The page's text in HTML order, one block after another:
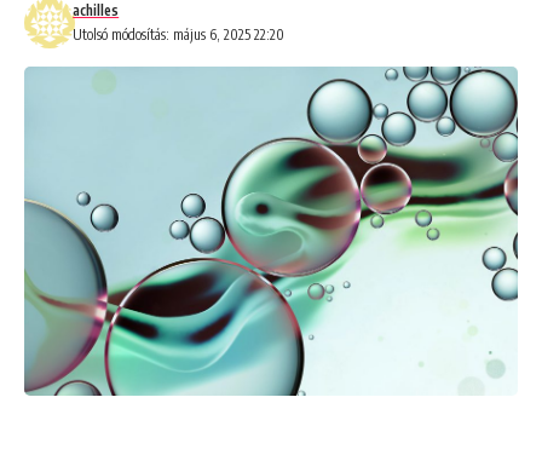
Utolsó módosítás: május 6, 2025 22:20
achilles